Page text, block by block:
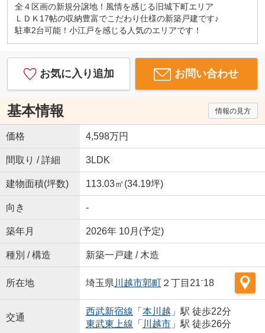
全４区画の新規分譲地！風情を感じる旧城下町エリア
ＬＤＫ17帖の収納豊富でこだわり仕様の新築戸建です♪
駐車2台可能！小江戸を感じる人気のエリアです！
お気に入り追加 お問い合わせ
基本情報 情報の見方
価格 4,598万円
間取り / 詳細 3LDK
建物面積(坪数) 113.03㎡(34.19坪)
向き -
築年月 2026年 10月(予定)
種別 / 構造 新築一戸建 / 木造
所在地 埼玉県 川越市郭町２丁目21⁻18
交通
西武新宿線 「 本川越 」駅 徒歩22分
東武東上線 「 川越市」駅 徒歩26分